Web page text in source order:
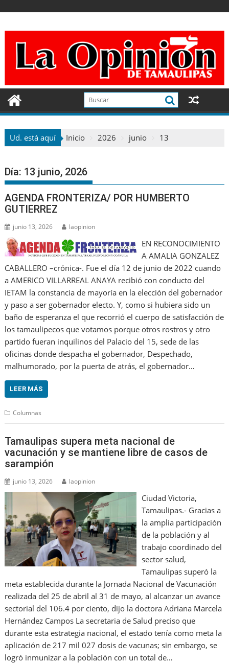
contenido
Ud. está aquí Inicio 2026 junio 13
Día: 13 junio, 2026
AGENDA FRONTERIZA/ POR HUMBERTO
GUTIERREZ
junio 13, 2026 laopinion
EN RECONOCIMIENTO
A AMALIA GONZALEZ
CABALLERO –crónica-. Fue el día 12 de junio de 2022 cuando
a AMERICO VILLARREAL ANAYA recibió con conducto del
IETAM la constancia de mayoría en la elección del gobernador
y paso a ser gobernador electo. Y, como si hubiera sido un
baño de esperanza el que recorrió el cuerpo de satisfacción de
los tamaulipecos que votamos porque otros rostros y otro
partido fueran inquilinos del Palacio del 15, sede de las
oficinas donde despacha el gobernador, Despechado,
malhumorado, por la puerta de atrás, el gobernador…
LEER MÁS
Columnas
Tamaulipas supera meta nacional de
vacunación y se mantiene libre de casos de
sarampión
junio 13, 2026 laopinion
Ciudad Victoria,
Tamaulipas.- Gracias a
la amplia participación
de la población y al
trabajo coordinado del
sector salud,
Tamaulipas superó la
meta establecida durante la Jornada Nacional de Vacunación
realizada del 25 de abril al 31 de mayo, al alcanzar un avance
sectorial del 106.4 por ciento, dijo la doctora Adriana Marcela
Hernández Campos La secretaria de Salud preciso que
durante esta estrategia nacional, el estado tenía como meta la
aplicación de 217 mil 027 dosis de vacunas; sin embargo, se
logró inmunizar a la población con un total de…